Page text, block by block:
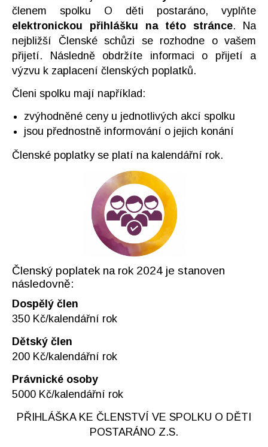
členem spolku O děti postaráno, vyplňte
elektronickou přihlášku na této stránce. Na
nejbližší Členské schůzi se rozhodne o vašem
přijetí. Následně obdržíte informaci o přijetí a
výzvu k zaplacení členských poplatků.
Členi spolku mají například:
zvýhodněné ceny u jednotlivých akcí spolku
jsou přednostně informování o jejich konání
Členské poplatky se platí na kalendářní rok.
Členský poplatek na rok 2024 je stanoven
následovně:
Dospělý člen
350 Kč/kalendářní rok
Dětský člen
200 Kč/kalendářní rok
Právnické osoby
5000 Kč/kalendářní rok
PŘIHLÁŠKA KE ČLENSTVÍ VE SPOLKU O DĚTI
POSTARÁNO Z.S.